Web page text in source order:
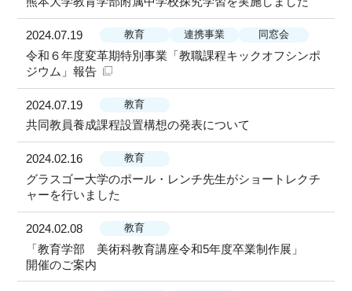
2024.07.19 教育 連携事業 同窓会
令和６年度変革期特別事業「教職課程キックオフシンポ
ジウム」報告
2024.07.19 教育
共同教員養成課程設置構想の発表について
2024.02.16 教育
グラスゴー大学のポール・レンチ先生がショートレクチ
ャーを行いました
2024.02.08 教育
「教育学部 美術科教育講座令和5年度卒業制作展」
開催のご案内